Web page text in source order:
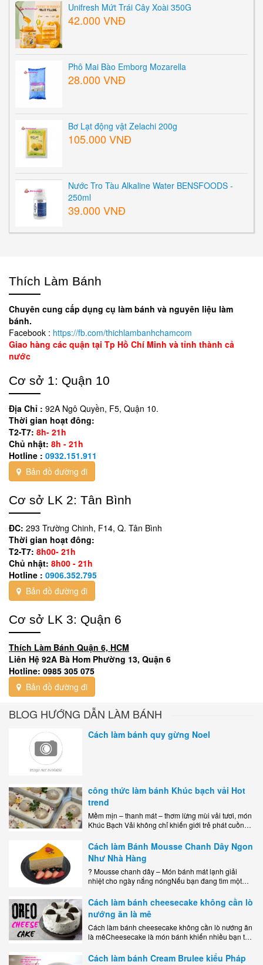
Unifresh Mứt Trái Cây Xoài 350G
42.000 VNĐ
Phô Mai Bào Emborg Mozarella
28.000 VNĐ
Bơ Lạt động vật Zelachi 200g
105.000 VNĐ
Nước Tro Tàu Alkaline Water BENSFOODS -
250ml
39.000 VNĐ
Thích Làm Bánh
Chuyên cung cấp dụng cụ làm bánh và nguyên liệu làm
bánh.
Facebook : https://fb.com/thichlambanhchamcom
Giao hàng các quận tại Tp Hồ Chí Minh và tỉnh thành cả
nước
Cơ sở 1: Quận 10
Địa Chỉ : 92A Ngô Quyền, F5, Quận 10.
Thời gian hoạt đông:
T2-T7: 8h- 21h
Chủ nhật: 8h - 21h
Hotline : 0932.151.911
Bản đồ đường đi
Cơ sở LK 2: Tân Bình
ĐC: 293 Trường Chinh, F14, Q. Tân Bình
Thời gian hoạt đông:
T2-T7: 8h00- 21h
Chủ nhật: 8h00 - 21h
Hotline : 0906.352.795
Bản đồ đường đi
Cơ sở LK 3: Quận 6
Thích Làm Bánh Quận 6, HCM
Liên Hệ 92A Bà Hom Phường 13, Quận 6
Hotline: 0985 305 075
Bản đồ đường đi
BLOG HƯỚNG DẪN LÀM BÁNH
Cách làm bánh quy gừng Noel
công thức làm bánh Khúc bạch vải Hot
trend
Mềm mịn – thanh mát – thơm lừng mùi vải tươi, món
Khúc Bạch Vải không chỉ khiến giới trẻ phát cuồng
Cách làm Bánh Mousse Chanh Dây Ngon
Như Nhà Hàng
? Mousse chanh dây – Món bánh mát lạnh giải
nhiệt cho ngày nắng nóngNếu bạn đang tìm một
dễ..
Cách làm bánh cheesecake không cần lò
nướng ăn là mê
Cách làm bánh cheesecake không cần lò nướng ăn
là mêCheesecake là món bánh khiến nhiều bạn trẻ
kem..
Cách làm bánh Cream Brulee kiểu Pháp